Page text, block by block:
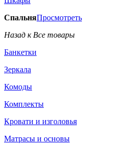
СпальняПросмотреть
Назад к Все товары
Банкетки
Зеркала
Комоды
Комплекты
Кровати и изголовья
Матрасы и основы